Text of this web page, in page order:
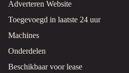
Adverteren Website
Toegevoegd in laatste 24 uur
Machines
Onderdelen
Beschikbaar voor lease